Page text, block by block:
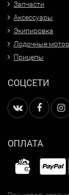
Запчасти
Аксессуары
Экипировка
Лодочные
Прицепы
СОЦСЕТИ
ОПЛАТА